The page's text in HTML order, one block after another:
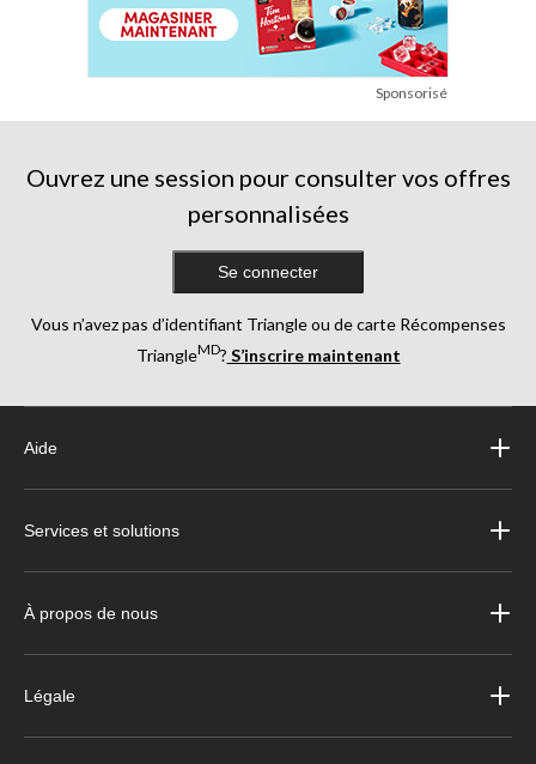
Sponsorisé
Ouvrez une session pour consulter vos offres
personnalisées
Se connecter
Vous n’avez pas d’identifiant Triangle ou de carte Récompenses
TriangleMD? S’inscrire maintenant
Aide
Services et solutions
À propos de nous
Légale